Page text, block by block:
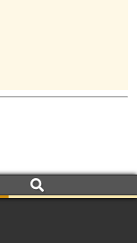
清水村、仁愛、遊客